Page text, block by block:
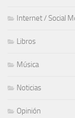
Internet / Social
Libros
Música
Noticias
Opinión